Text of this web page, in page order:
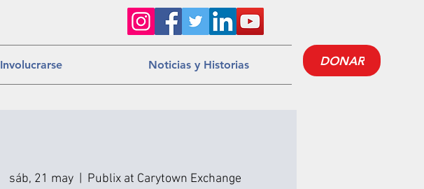
Involucrarse Noticias y Historias DONAR
sáb, 21 may Publix at Carytown Exchange